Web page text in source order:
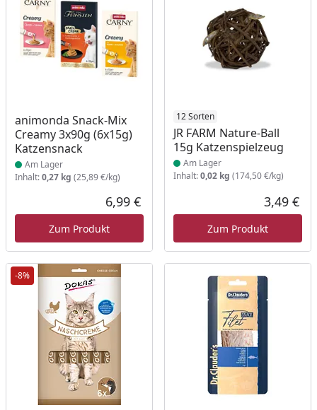
animonda Snack-Mix
Creamy 3x90g (6x15g)
Katzensnack
Produkt am Lager
Am Lager
Inhalt:0,27 kg (25,89 €/kg)
Aktueller Preis
6,99 €
Zum Produkt
12 Sorten
JR FARM Nature-Ball
15g Katzenspielzeug
Produkt am Lager
Am Lager
Inhalt:0,02 kg (174,50 €/kg)
3,49 €
Zum Produkt
-8%